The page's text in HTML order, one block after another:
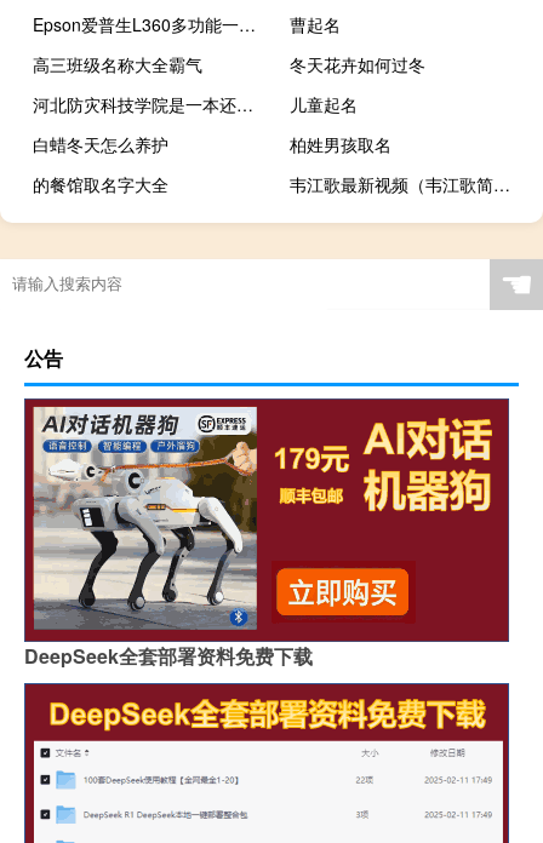
Epson爱普生L360多功能一体机驱动 官方版（Epson爱普生L360多功能一体机驱动 官方版功能简介）
曹起名
高三班级名称大全霸气
冬天花卉如何过冬
河北防灾科技学院是一本还是二本
儿童起名
白蜡冬天怎么养护
柏姓男孩取名
的餐馆取名字大全
韦江歌最新视频（韦江歌简介）
☚
公告
DeepSeek全套部署资料免费下载